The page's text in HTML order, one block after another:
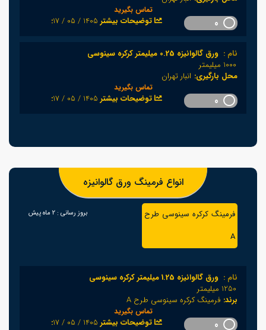
تماس بگیرید
:توضیحات بیشتر1405 / 05 / 17
نام : ورق گالوانیزه 0.25 میلیمتر کرکره سینوسی
1000 میلیمتر
محل بارگیری: انبار تهران
تماس بگیرید
:توضیحات بیشتر1405 / 05 / 17
انواع فرمینگ ورق گالوانیزه
فرمینگ کرکره سینوسی طرح
A
بروز رسانی : 2 ماه پیش
نام : ورق گالوانیزه 1.25 میلیمتر کرکره سینوسی
1250 میلیمتر
برند: فرمینگ کرکره سینوسی طرح A
تماس بگیرید
:توضیحات بیشتر1405 / 05 / 17